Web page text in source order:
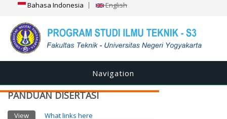
Bahasa Indonesia English
Navigation
PANDUAN DISERTASI
Primary tabs
View (active tab)
What links here